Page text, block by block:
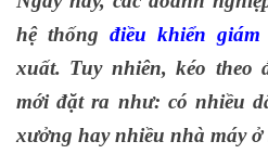
hệ thống điều khiển
xuất. Tuy nhiên, kéo theo
mới đặt ra như: có nhiều
xưởng hay nhiều nhà máy